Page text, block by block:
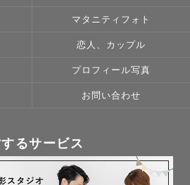
マタニティフォト
恋人、カップル
プロフィール写真
お問い合わせ
るサービス